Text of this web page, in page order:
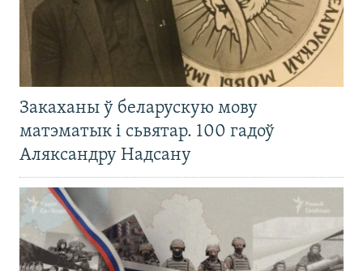
Закаханы ў беларускую мову
матэматык і сьвятар. 100 гадоў
Аляксандру Надсану